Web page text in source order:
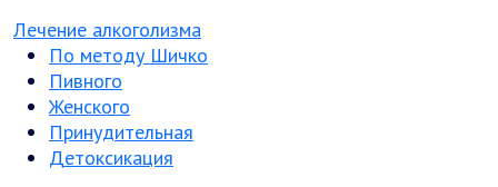
Лечение алкоголизма
По методу Шичко
Пивного
Женского
Принудительная
Детоксикация